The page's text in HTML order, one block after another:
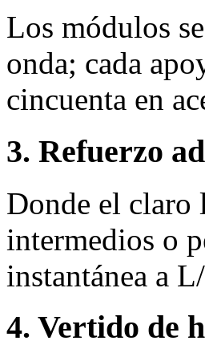
Los módulos
onda; cada
cincuenta en
3. Refuerzo
Donde el claro
intermedios o
instantánea a
4. Vertido de